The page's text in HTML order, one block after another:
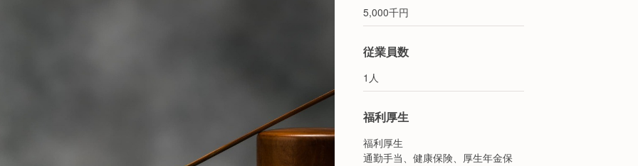
5,000千円
従業員数
1人
福利厚生
福利厚生
通勤手当、健康保険、厚生年金保